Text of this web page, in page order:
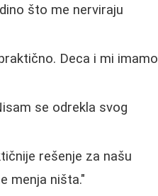
što me nerviraju
Deca i mi imamo
se odrekla svog
rešenje za našu
menja ništa."